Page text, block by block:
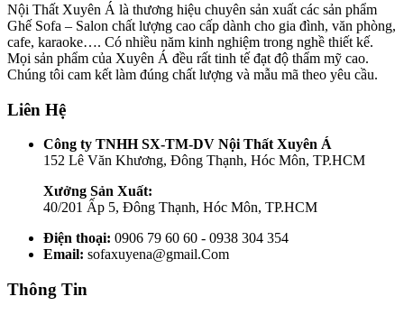
Nội Thất Xuyên Á là thương hiệu chuyên sản xuất các sản phẩm
Ghế Sofa – Salon chất lượng cao cấp dành cho gia đình, văn phòng,
cafe, karaoke…. Có nhiều năm kinh nghiệm trong nghề thiết kế.
Mọi sản phẩm của Xuyên Á đều rất tinh tế đạt độ thẩm mỹ cao.
Chúng tôi cam kết làm đúng chất lượng và mẫu mã theo yêu cầu.
Liên Hệ
Công ty TNHH SX-TM-DV Nội Thất Xuyên Á
152 Lê Văn Khương, Đông Thạnh, Hóc Môn, TP.HCM
Xưởng Sản Xuất:
40/201 Ấp 5, Đông Thạnh, Hóc Môn, TP.HCM
Điện thoại: 0906 79 60 60 - 0938 304 354
Email: sofaxuyena@gmail.Com
Thông Tin